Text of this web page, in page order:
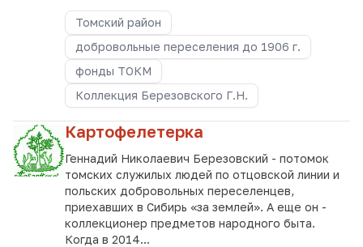
Томский район
добровольные переселения до 1906 г.
фонды ТОКМ
Коллекция Березовского Г.Н.
Картофелетерка
Геннадий Николаевич Березовский - потомок
томских служилых людей по отцовской линии и
польских добровольных переселенцев,
приехавших в Сибирь «за землей». А еще он -
коллекционер предметов народного быта.
Когда в 2014...